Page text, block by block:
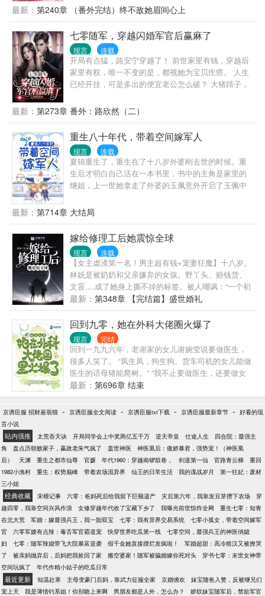
则，她肚子里的孩子是哪来的？ - 后来，圈里都在传
裴松鹤为沈知懿走下神坛。 在藏北幕天席地的风雪
中，为产房中的她磕了足足九十九个等身长头。 他额
上血液殷红的流过眼角，嗓音沙哑，“知懿，嫁给我，
孩子需要一个父亲。” 她却抱着孩子冷笑，“小叔叔，
不必那么麻烦，我可以去父留子。” - 他也不知自己究
竟从何时开始动情。 或许是在某个乍暖还寒的季节，
她与春风脚步重叠，吹乱了他心中的荒野。
最新： 第240章 （番外完结）终不敌她眉间心上
七零随军，穿越闪婚军官后赢麻了
现言 连载
开局有点猛，路安宁穿越了！ 前世家里有钱，穿越后
家里有权，唯一不变的是，都视她为宝贝疙瘩。 人生
已经开挂，可是多出的便宜老公怎么破？ 大猪蹄子，
际，那个男人却把钱票和存折主动交到她手里，还偷
偷送了她几大盒价值不菲的金银珠宝。 妄想用金钱来
打动她，她是这么肤浅的人吗？ 咦~ 这个心机的男
人，光天化日下冲什么澡！ 以为八块腹肌能诱惑到
她？ 不行，刚才没看清，让她再观察观察再说。 * 就
在路安宁为每晚不用睡同一张床而暗自窃喜之时，便
宜老公执行完任务回来悄咪咪的爬上了主卧的床。 她
一直以为他冷静自持、身体欠佳，结果被他惊人的体
的目如寒冰，冷淡疏离呢？ 现在这个精力旺盛的黏人
小狼狗是谁？ “报告首长，夫人和隔壁邻居吵起来
了！” “我媳妇儿那么温柔，连话都说不利索，怎么
吵？！” 以为她受欺负，狂奔回家后发现她正妙语连
珠，滔滔不绝的把人往死里怼。 “报告首长，夫人和客
户正在打架！” “媳妇儿，不用手软，有我给你撑腰！”
最新： 第273章 番外：路欣然（二）
重生八十年代，带着空间嫁军人
现言 连载
夏锦重生了，重生在了十八岁外婆刚去世的时候。重
生后才明白自己活在一本书里，书中的主角是家里的
继姐，上一世她拿走了外婆的玉佩意外开启了玉佩中
生到了继姐跟自己所要玉佩的前一天，夏锦想这一世
她不会再软弱，一定要让她们付出代价。于是夏锦利
用空间在这个经济刚刚开始发展的八十年代开食肆、
办工厂，顺便斗斗极品家人。不过谁能告诉她不过就
是路边随手救个人，为什么醒来之后怎么甩也甩不掉
啊。
最新： 第714章 大结局
嫁给修理工后她震惊全球
现言 连载
【女主虐渣第一名！男主超有钱+宠妻狂魔】十八岁。
林妩是被奶奶和父亲嫌弃的女孩。野丫头、赔钱货、
文盲....成了她身上撕不掉的标签。被人嘲讽：“一个初
中毕业生能有什么出息？这辈子也就这样了！”考上名
牌大学，最后却被人冒名顶替。她的人生好像一场笑
话。一朝重生。林妩带着母亲脚踹渣男亲爹，火速让
位继母，虐渣渣，做生意，小日子红火不已。面对仇
人：劝我大度？委屈我让你开心！？没理才要让三
分，得理为什么要饶人？！——就在林妩小日子过得
风生水起的时候，失踪多年的外祖父一家却突然找上
门！于是，众人眼中离过婚还带着个拖油瓶的弃妇，
竟然成了豪门唯一继承人。更让林妩没想到的是，她
的权门顶级大佬。此后林妩便成了衣来伸手饭来张口
已是着名女企业家。她站在高台，发表自己的演
讲：“曾经我们的祖辈大多数都非常重男轻女，嫁出去
的女儿泼出去的水成了我们的代名词。他们忽视女孩
的教育成长，将她们困于家庭与琐事之间，以夫为
人指责是破鞋！”“可是今天！”“你看这万人广场，她们
都是最年轻的女企业家!”
最新： 第348章 【完结篇】盛世婚礼
回到九零，她在外科大佬圈火爆了
现言 完结
回到一九九六年，老谢家的女儿谢婉莹说要做医生，
很多人笑了。 “凤生凤，狗生狗。货车司机的女儿能做
医生的话母猪能爬树。” “我不止要做医生，还要做女
心胸外科医生。”谢婉莹说。 这句话更加激起了医生圈
里的千层浪。 当医生的亲戚疯狂讽刺她:“你知道医学
生的录取分数线有多高吗，你能考得上？” “国内真正
纷纷围嘲：“估计只能考上三流医学院，在小县城做个
卫生员，未来能嫁成什么样，可想而知。” 高考结束，
谢婉莹以全省理科状元成绩进入全国外科第一班，进
入首都圈顶流医院从实习生开始被外科主任们争抢。
“谢婉莹同学，到我们消化外吧。” “不，一定要到我们
泌尿外——” “小儿外科就缺谢婉莹同学这样的女医
生。” 亲戚圈朋友圈：…… 此时谢婉莹独立完成全国
最小年纪法洛四联症手术，代表国内心胸外科协会参
加国际医学论坛，发表全球第一例微创心脏瓣膜修复
术，是女性外科领域名副其实的第一刀！ 至于众人“担
忧”的她的婚嫁问题： 海归派师兄是首都圈里的抢手单
身汉，把qq头像换成了谢师妹。 年轻老总是个美帅
哥，天天跑来医院送花要送钻戒。 更别说一堆说亲的
早踏破了老谢家的大门……
最新： 第696章 结束
京诱臣服 招财嘉翡猫 - 京诱臣服全文阅读 - 京诱臣服txt下载 - 京诱臣服最新章节 - 好看的现
言小说
站内强推 太荒吞天诀 开局同学会上中奖两亿五千万 逆天帝皇 仕途人生
四合院：最强主
角
盘点历朝败家子，嬴政老朱气疯了 盖世神医
神医凰后：傲娇暴君，强势宠！（神医凰
后）
天渊 重生之都市仙尊 官媛 年代1960：穿越南锣鼓巷， 剑道第一仙 官路青云梯
重回
1982小渔村
重生：权势巅峰 带着农场混异界 仙王的日常生活 我的谍战岁月
第一狂妃：废材
三小姐
经典收藏 宋檀记事 六零：爸妈死后给我留下巨额遗产 灾后第六年，我靠发豆芽攒下农场
穿
越四零，我靠空间兴风作浪
女修穿越年代收了宝藏下乡了 我曝光前世惊炸全网
重生七零：知青
在北大荒
军婚：嫁最强兵王，我一胎双宝 七零：我有异界交易系统
七零小孤女，带着空间嫁军
官
六零军嫂有点辣：毒舌军官霸道宠 快穿世界吃瓜第一线
七零空间，最强兵王的神医俏媳
妇
七零：随军辣媳带飞大院暴富逆袭 假千金她直接摆烂发疯啦！
军婚超甜：高冷糙汉又被撩哭
了
被亲妈抛弃后，后妈把我捡回了家 搬空婆家！随军被骗婚嫁你死对头
穿书七零：末世女神带
空间玩疯了
年代作精小姑子的吃瓜日常
最近更新 知温赴寒 主母变豪门后妈，靠武力征服全家 京婚缠欢
妹宝随爸入赘，反被继兄们
宠上天
我是薄情钓系姐！你别吻上来啊 男朋友都是人外，怎么办？
娇软妹宝随军后，禁欲军官